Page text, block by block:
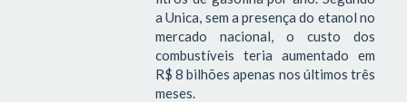
a Unica, sem a presença do etanol no
mercado nacional, o custo dos
combustíveis teria aumentado em
R$ 8 bilhões apenas nos últimos três
meses.